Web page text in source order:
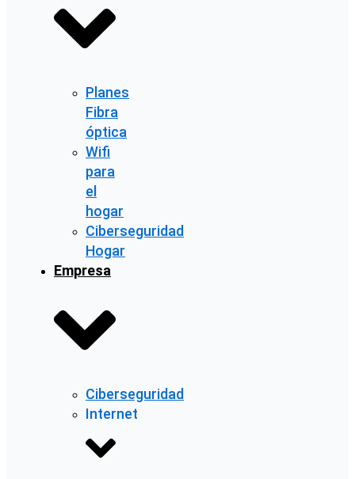
Planes
Fibra
óptica
Wifi
para
el
hogar
Ciberseguridad
Hogar
Empresa
Ciberseguridad
Internet